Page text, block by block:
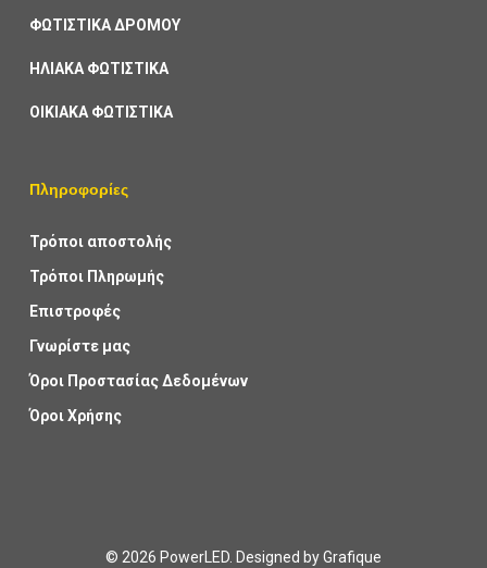
ΦΩΤΙΣΤΙΚΑ ΔΡΟΜΟΥ
ΗΛΙΑΚΑ ΦΩΤΙΣΤΙΚΑ
ΟΙΚΙΑΚΑ ΦΩΤΙΣΤΙΚΑ
Πληροφορίες
Τρόποι αποστολής
Τρόποι Πληρωμής
Επιστροφές
Γνωρίστε μας
Όροι Προστασίας Δεδομένων
Όροι Χρήσης
© 2026 PowerLED. Designed byGrafique